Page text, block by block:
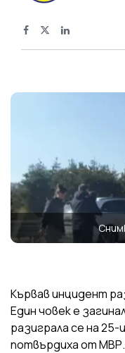
Кървав инцидент
Един човек е
разиграла се на
потвърдиха от МВР.